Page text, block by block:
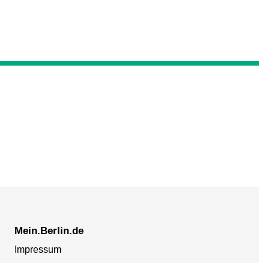
Mein.Berlin.de
Impressum